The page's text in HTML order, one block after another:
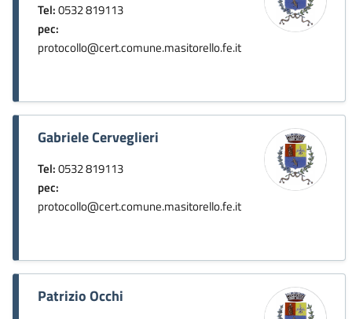
Tel:0532 819113
pec:
protocollo@cert.comune.masitorello.fe.it
Gabriele Cerveglieri
Tel:0532 819113
pec:
protocollo@cert.comune.masitorello.fe.it
Patrizio Occhi